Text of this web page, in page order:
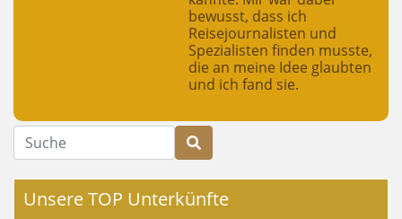
bewusst, dass ich
Reisejournalisten und
Spezialisten finden musste,
die an meine Idee glaubten
und ich fand sie.
Suche
Unsere TOP Unterkünfte